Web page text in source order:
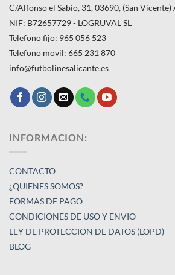
C/Alfonso el Sabio, 31, 03690, (San Vicente)
NIF: B72657729 - LOGRUVAL SL
Telefono fijo: 965 056 523
Telefono movil: 665 231 870
info@futbolinesalicante.es
INFORMACION:
CONTACTO
¿QUIENES SOMOS?
FORMAS DE PAGO
CONDICIONES DE USO Y ENVIO
LEY DE PROTECCION DE DATOS (LOPD)
BLOG